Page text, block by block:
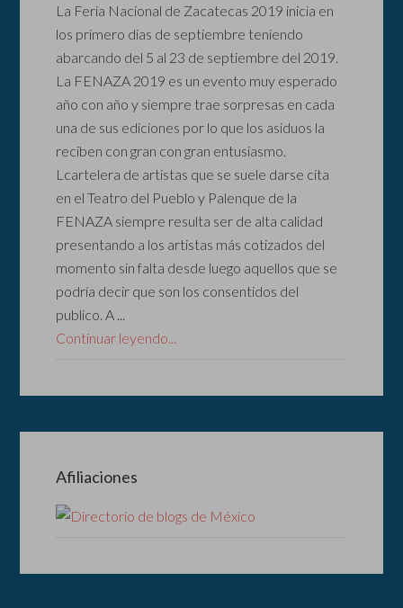
La Feria Nacional de Zacatecas 2019 inicia en
los primero días de septiembre teniendo
abarcando del 5 al 23 de septiembre del 2019.
La FENAZA 2019 es un evento muy esperado
año con año y siempre trae sorpresas en cada
una de sus ediciones por lo que los asiduos la
reciben con gran con gran entusiasmo.
Lcartelera de artistas que se suele darse cita
en el Teatro del Pueblo y Palenque de la
FENAZA siempre resulta ser de alta calidad
presentando a los artistas más cotizados del
momento sin falta desde luego aquellos que se
podría decir que son los consentidos del
publico. A ...
Continuar leyendo...
Afiliaciones